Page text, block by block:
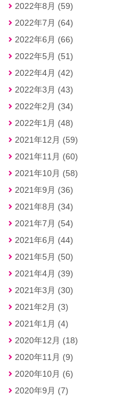
2022年8月 (59)
2022年7月 (64)
2022年6月 (66)
2022年5月 (51)
2022年4月 (42)
2022年3月 (43)
2022年2月 (34)
2022年1月 (48)
2021年12月 (59)
2021年11月 (60)
2021年10月 (58)
2021年9月 (36)
2021年8月 (34)
2021年7月 (54)
2021年6月 (44)
2021年5月 (50)
2021年4月 (39)
2021年3月 (30)
2021年2月 (3)
2021年1月 (4)
2020年12月 (18)
2020年11月 (9)
2020年10月 (6)
2020年9月 (7)